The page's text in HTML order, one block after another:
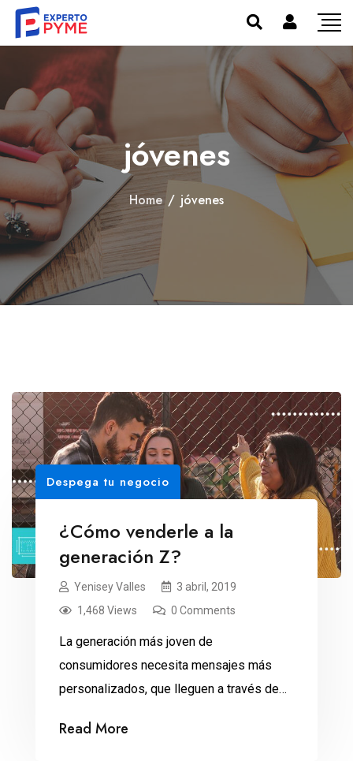
jóvenes
Home / jóvenes
Despega tu negocio
¿Cómo venderle a la
generación Z?
Yenisey Valles
3 abril, 2019
1,468 Views
0 Comments
La generación más joven de
consumidores necesita mensajes más
personalizados, que lleguen a través de
Read More